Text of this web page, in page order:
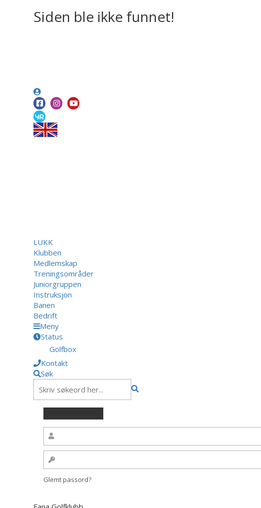
Siden ble ikke funnet!
LUKK
Klubben
Medlemskap
Treningsområder
Juniorgruppen
Instruksjon
Banen
Bedrift
Meny
Status
Golfbox
Kontakt
Søk
Glemt passord?